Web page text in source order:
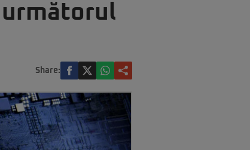
următorul
Share: